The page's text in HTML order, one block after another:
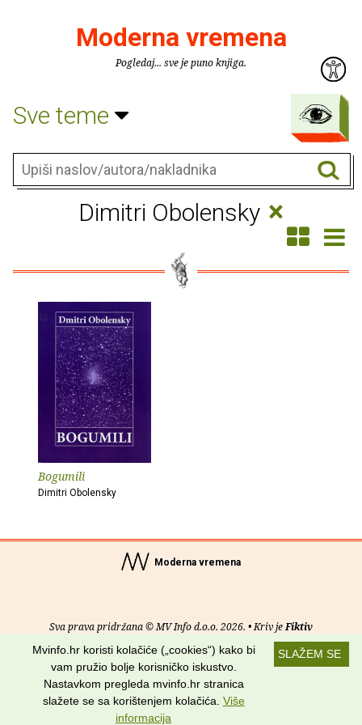
Moderna vremena
Pogledaj... sve je puno knjiga.
Sve teme
Dimitri Obolensky ×
Bogumili
Dimitri Obolensky
Moderna vremena
Sva prava pridržana © MV Info d.o.o. 2026. • Kriv jeFiktiv
Uvjeti korištenja RSS kanali
Potraži nas na:
SLAŽEM SE
Mvinfo.hr koristi kolačiće („cookies“) kako bi
vam pružio bolje korisničko iskustvo.
Nastavkom pregleda mvinfo.hr stranica
slažete se sa korištenjem kolačića. Više
informacija